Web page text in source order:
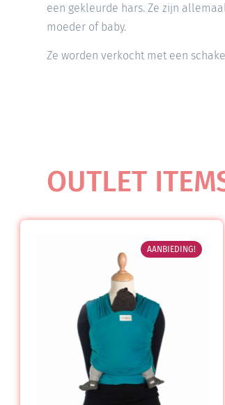
een gekleurde hars. Ze zijn
moeder of baby.
Ze worden verkocht met een
OUTLET
AANBIEDING!